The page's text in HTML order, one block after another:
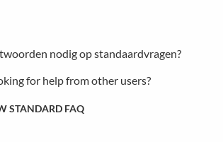
nodig op standaardvragen?
for help from other users?
STANDARD FAQ